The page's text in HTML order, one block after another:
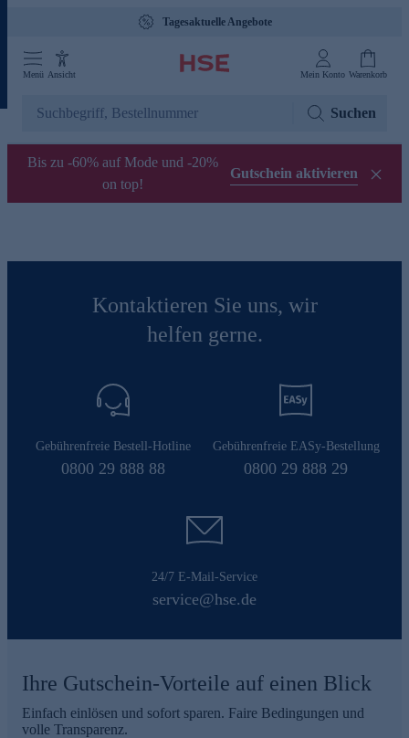
Tagesaktuelle Angebote
Menü Ansicht Mein Konto Warenkorb
Suchen
Bis zu -60% auf Mode und -20%
on top!
Gutschein aktivieren
Kontaktieren Sie uns, wir
helfen gerne.
Gebührenfreie Bestell-Hotline
0800 29 888 88
Gebührenfreie EASy-Bestellung
0800 29 888 29
24/7 E-Mail-Service
service@hse.de
Ihre Gutschein-Vorteile auf einen Blick
Einfach einlösen und sofort sparen. Faire Bedingungen und
volle Transparenz.